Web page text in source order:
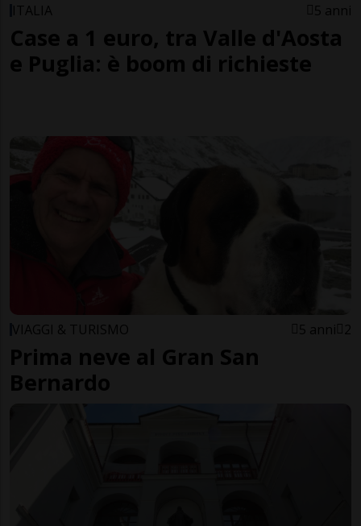
ITALIA 5 anni
Case a 1 euro, tra Valle d'Aosta
e Puglia: è boom di richieste
VIAGGI & TURISMO 5 anni 2
Prima neve al Gran San
Bernardo